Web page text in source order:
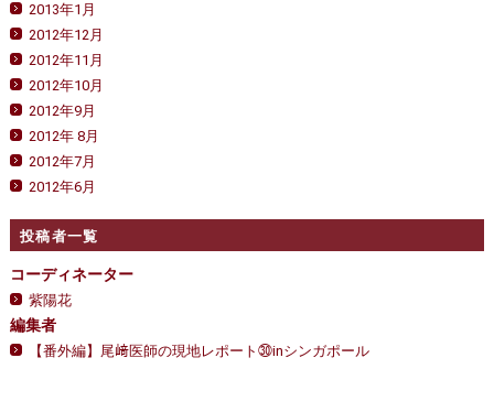
2013年1月
2012年12月
2012年11月
2012年10月
2012年9月
2012年 8月
2012年7月
2012年6月
投稿者一覧
コーディネーター
紫陽花
編集者
【番外編】尾﨑医師の現地レポート㉚inシンガポール